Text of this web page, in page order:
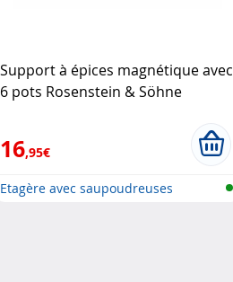
Support à épices magnétique avec
6 pots Rosenstein & Söhne
16,95€
Etagère avec saupoudreuses